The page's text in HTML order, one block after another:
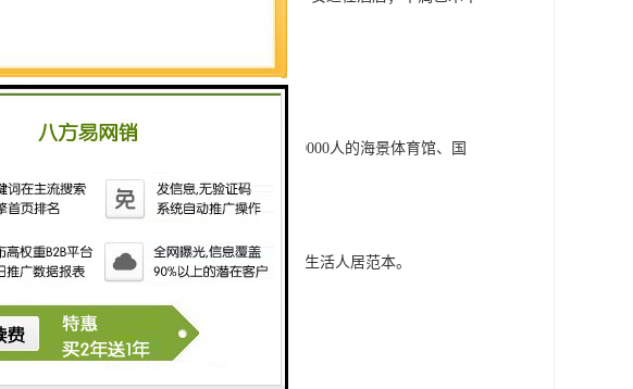
场两馆、三位一体”的创新设计，集可容纳20000人的海景体育馆、国
商业于一体。
设计团队，以引领国际的极简风，构筑湾区生活人居范本。
酒店。
、大尺度的奢华湾区生活方式。